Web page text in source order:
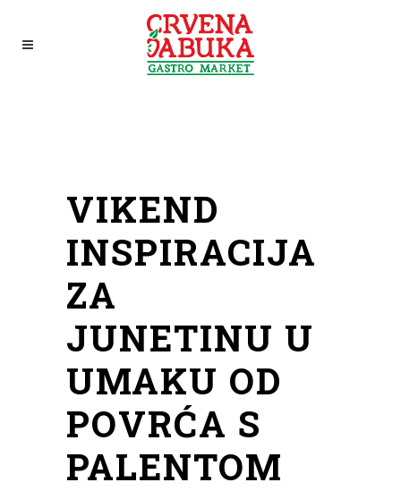
VIKEND
INSPIRACIJA
ZA
JUNETINU U
UMAKU OD
POVRĆA S
PALENTOM